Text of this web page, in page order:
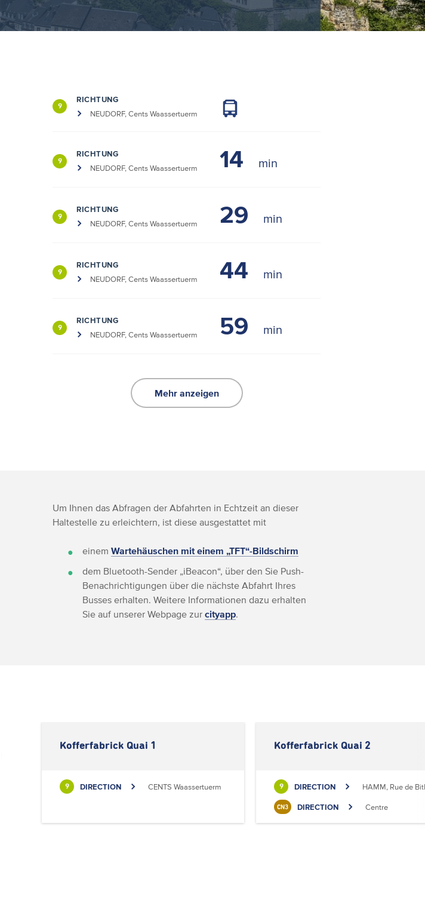
9
RICHTUNG
NEUDORF, Cents Waassertuerm
9
RICHTUNG
NEUDORF, Cents Waassertuerm
14
9
RICHTUNG
NEUDORF, Cents Waassertuerm
29
9
RICHTUNG
NEUDORF, Cents Waassertuerm
44
9
RICHTUNG
NEUDORF, Cents Waassertuerm
59
Mehr anzeigen
Um Ihnen das Abfragen der Abfahrten in Echtzeit an dieser
Haltestelle zu erleichtern, ist diese ausgestattet mit
einemWartehäuschen mit einem „TFT“-Bildschirm
dem Bluetooth-Sender „iBeacon“, über den Sie Push-
Benachrichtigungen über die nächste Abfahrt Ihres
Busses erhalten. Weitere Informationen dazu erhalten
Sie auf unserer Webpage zurcityapp.
Kofferfabrick Quai 1
9 DIRECTION CENTS Waassertuerm
Kofferfabrick Quai 2
9 DIRECTION HAMM, Rue de
CN3 DIRECTION Centre